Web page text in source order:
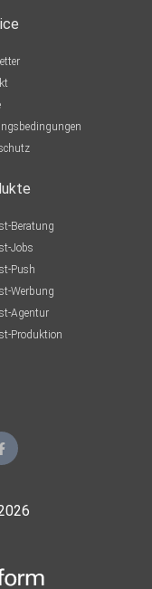
Beratung
Jobs
Push
Werbung
Agentur
Produktion